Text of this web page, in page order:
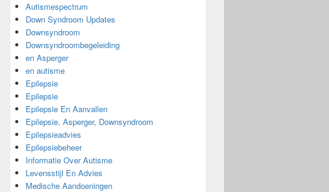
Autismespectrum
Down Syndroom Updates
Downsyndroom
Downsyndroombegeleiding
en Asperger
en autisme
Epilepsie
Epilepsie
Epilepsie En Aanvallen
Epilepsie, Asperger, Downsyndroom
Epilepsieadvies
Epilepsiebeheer
Informatie Over Autisme
Levensstijl En Advies
Medische Aandoeningen